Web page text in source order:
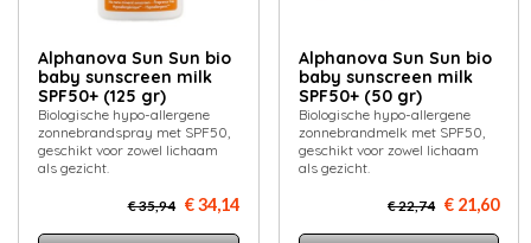
Alphanova Sun Sun bio
baby sunscreen milk
SPF50+ (125 gr)
Biologische hypo-allergene
zonnebrandspray met SPF50,
geschikt voor zowel lichaam
als gezicht.
€ 35,94 € 34,14
Alphanova Sun Sun bio
baby sunscreen milk
SPF50+ (50 gr)
Biologische hypo-allergene
zonnebrandmelk met SPF50,
geschikt voor zowel lichaam
als gezicht.
€ 22,74 € 21,60